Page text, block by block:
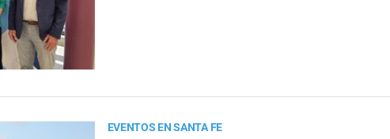
EVENTOS EN SANTA FE